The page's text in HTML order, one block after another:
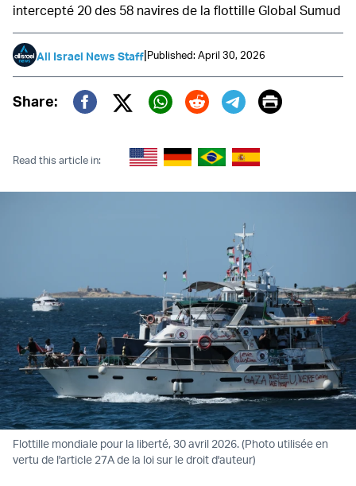
intercepté 20 des 58 navires de la flottille Global Sumud
All Israel News Staff|Published: April 30, 2026
Share:
Twitter (X)
Print
Read this article in:
Flottille mondiale pour la liberté, 30 avril 2026. (Photo utilisée en
vertu de l'article 27A de la loi sur le droit d'auteur)